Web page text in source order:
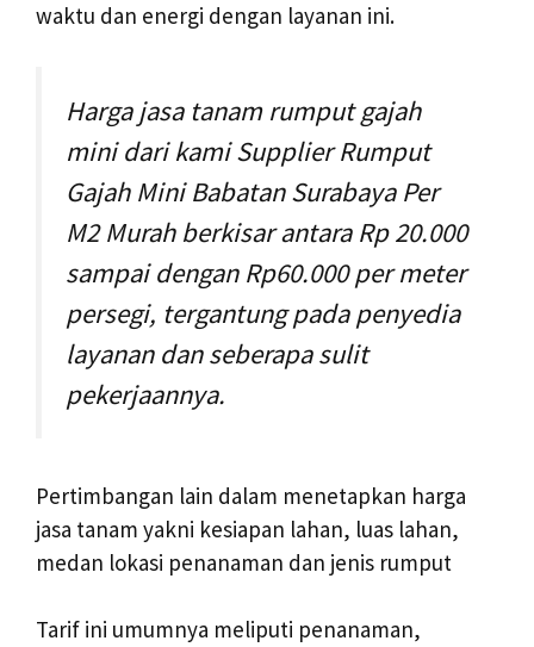
waktu dan energi dengan layanan ini.
Harga jasa tanam rumput gajah
mini dari kami Supplier Rumput
Gajah Mini Babatan Surabaya Per
M2 Murah berkisar antara Rp 20.000
sampai dengan Rp60.000 per meter
persegi, tergantung pada penyedia
layanan dan seberapa sulit
pekerjaannya.
Pertimbangan lain dalam menetapkan harga
jasa tanam yakni kesiapan lahan, luas lahan,
medan lokasi penanaman dan jenis rumput
Tarif ini umumnya meliputi penanaman,